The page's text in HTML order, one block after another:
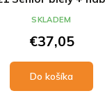
€37,05
Do košíka
SKLADEM